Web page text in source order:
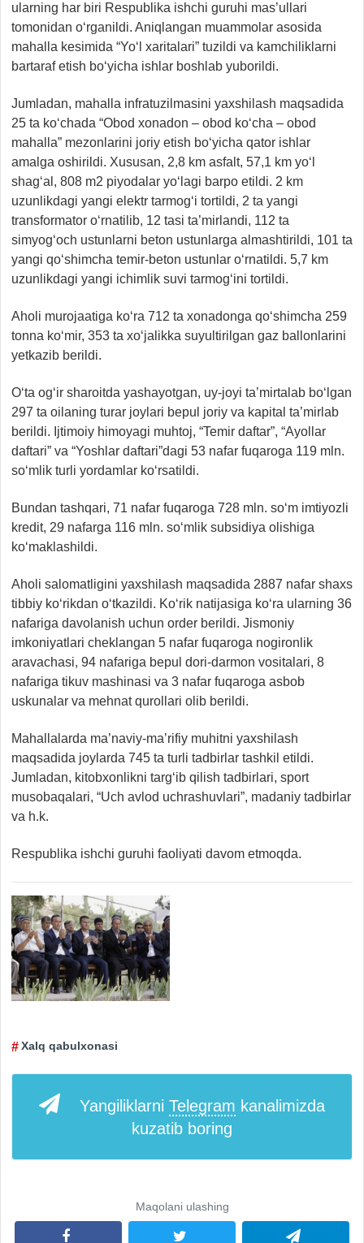
ularning har biri Respublika ishchi guruhi mas’ullari
tomonidan o‘rganildi. Aniqlangan muammolar asosida
mahalla kesimida “Yo‘l xaritalari” tuzildi va kamchiliklarni
bartaraf etish bo‘yicha ishlar boshlab yuborildi.
Jumladan, mahalla infratuzilmasini yaxshilash maqsadida
25 ta ko‘chada “Obod xonadon – obod ko‘cha – obod
mahalla” mezonlarini joriy etish bo‘yicha qator ishlar
amalga oshirildi. Xususan, 2,8 km asfalt, 57,1 km yo‘l
shag‘al, 808 m2 piyodalar yo‘lagi barpo etildi. 2 km
uzunlikdagi yangi elektr tarmog‘i tortildi, 2 ta yangi
transformator o‘rnatilib, 12 tasi ta’mirlandi, 112 ta
simyog‘och ustunlarni beton ustunlarga almashtirildi, 101 ta
yangi qo‘shimcha temir-beton ustunlar o‘rnatildi. 5,7 km
uzunlikdagi yangi ichimlik suvi tarmog‘ini tortildi.
Aholi murojaatiga ko‘ra 712 ta xonadonga qo‘shimcha 259
tonna ko‘mir, 353 ta xo‘jalikka suyultirilgan gaz ballonlarini
yetkazib berildi.
O‘ta og‘ir sharoitda yashayotgan, uy-joyi ta’mirtalab bo‘lgan
297 ta oilaning turar joylari bepul joriy va kapital ta’mirlab
berildi. Ijtimoiy himoyagi muhtoj, “Temir daftar”, “Ayollar
daftari” va “Yoshlar daftari”dagi 53 nafar fuqaroga 119 mln.
so‘mlik turli yordamlar ko‘rsatildi.
Bundan tashqari, 71 nafar fuqaroga 728 mln. so‘m imtiyozli
kredit, 29 nafarga 116 mln. so‘mlik subsidiya olishiga
ko‘maklashildi.
Aholi salomatligini yaxshilash maqsadida 2887 nafar shaxs
tibbiy ko‘rikdan o‘tkazildi. Ko‘rik natijasiga ko‘ra ularning 36
nafariga davolanish uchun order berildi. Jismoniy
imkoniyatlari cheklangan 5 nafar fuqaroga nogironlik
aravachasi, 94 nafariga bepul dori-darmon vositalari, 8
nafariga tikuv mashinasi va 3 nafar fuqaroga asbob
uskunalar va mehnat qurollari olib berildi.
Mahallalarda ma’naviy-ma’rifiy muhitni yaxshilash
maqsadida joylarda 745 ta turli tadbirlar tashkil etildi.
Jumladan, kitobxonlikni targ‘ib qilish tadbirlari, sport
musobaqalari, “Uch avlod uchrashuvlari”, madaniy tadbirlar
va h.k.
Respublika ishchi guruhi faoliyati davom etmoqda.
Xalq qabulxonasi
Yangiliklarni Telegram kanalimizda
kuzatib boring
Maqolani ulashing